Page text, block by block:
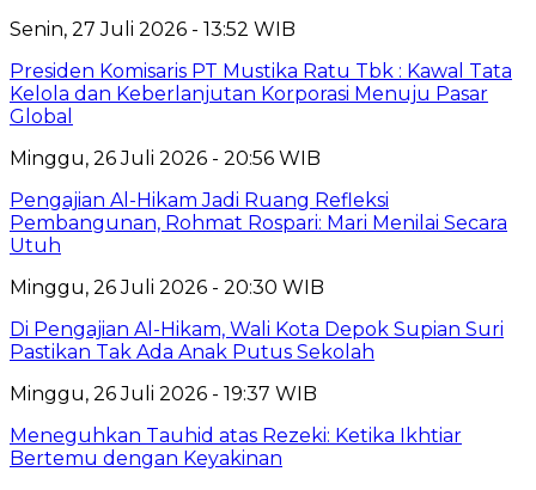
Senin, 27 Juli 2026 - 13:52 WIB
Presiden Komisaris PT Mustika Ratu Tbk : Kawal Tata
Kelola dan Keberlanjutan Korporasi Menuju Pasar
Global
Minggu, 26 Juli 2026 - 20:56 WIB
Pengajian Al-Hikam Jadi Ruang Refleksi
Pembangunan, Rohmat Rospari: Mari Menilai Secara
Utuh
Minggu, 26 Juli 2026 - 20:30 WIB
Di Pengajian Al-Hikam, Wali Kota Depok Supian Suri
Pastikan Tak Ada Anak Putus Sekolah
Minggu, 26 Juli 2026 - 19:37 WIB
Meneguhkan Tauhid atas Rezeki: Ketika Ikhtiar
Bertemu dengan Keyakinan